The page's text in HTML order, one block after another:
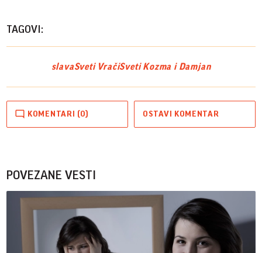
TAGOVI:
slavaSveti VračiSveti Kozma i Damjan
KOMENTARI (0) OSTAVI KOMENTAR
POVEZANE VESTI